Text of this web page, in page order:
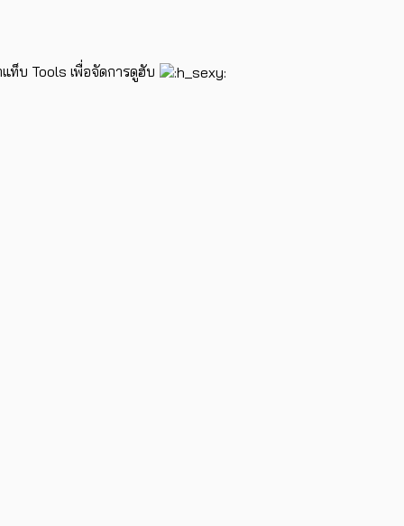
แท็บ Tools เพื่อจัดการดูฮับ